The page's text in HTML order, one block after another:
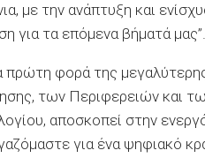
με την ανάπτυξη και
για τα επόμενα βήματά μας”.
πρώτη φορά της
των Περιφερειών και
αποσκοπεί στην
για ένα ψηφιακό